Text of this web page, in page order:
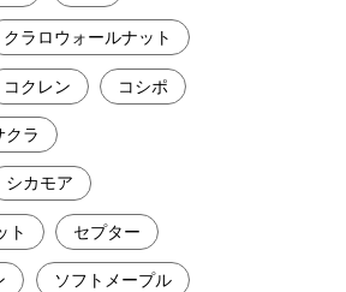
クラロウォールナット
コクレン コシポ
クラ
シカモア
ト セプター
ソフトメープル